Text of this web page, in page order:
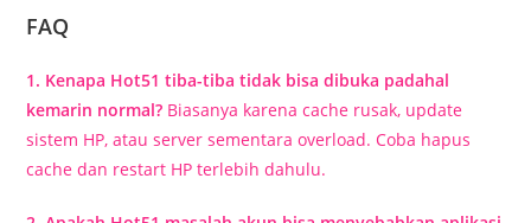
FAQ
1. Kenapa Hot51 tiba-tiba tidak bisa dibuka padahal
kemarin normal? Biasanya karena cache rusak, update
sistem HP, atau server sementara overload. Coba hapus
cache dan restart HP terlebih dahulu.